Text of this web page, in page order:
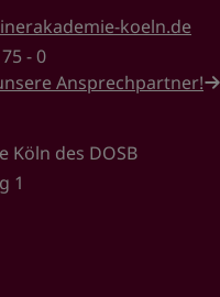
koeln.de
- 0
Ansprechpartner!
Köln des DOSB
1